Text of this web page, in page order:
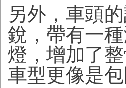
另外，車頭
銳，帶有一
燈，增加了
車型更像是